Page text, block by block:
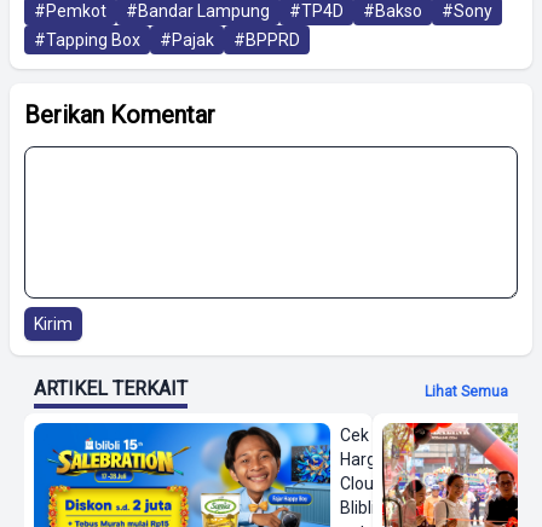
#Pemkot #Bandar Lampung #TP4D #Bakso
#Sony
#Tapping Box
#Pajak #BPPRD
Berikan Komentar
Kirim
ARTIKEL TERKAIT Lihat Semua
Cek
Harga On
Cloud di
Blibli